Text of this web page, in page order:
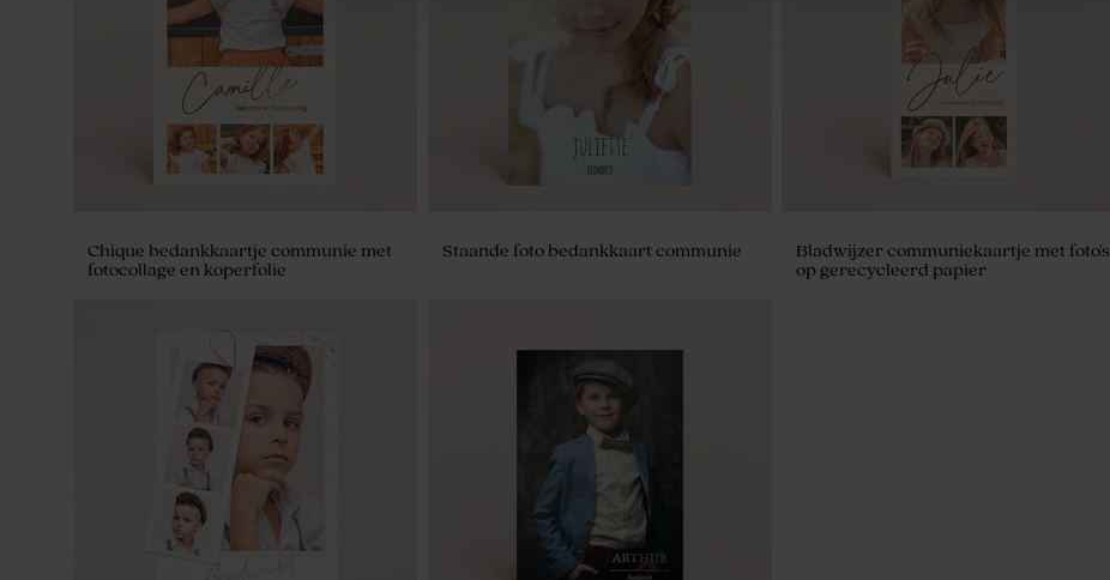
Schattige magneet met eigen foto
Chique bedankkaartje communie met
fotocollage en koperfolie
Staande foto bedankkaart communie
Bladwijzer communiekaartje met foto's
op gerecycleerd papier